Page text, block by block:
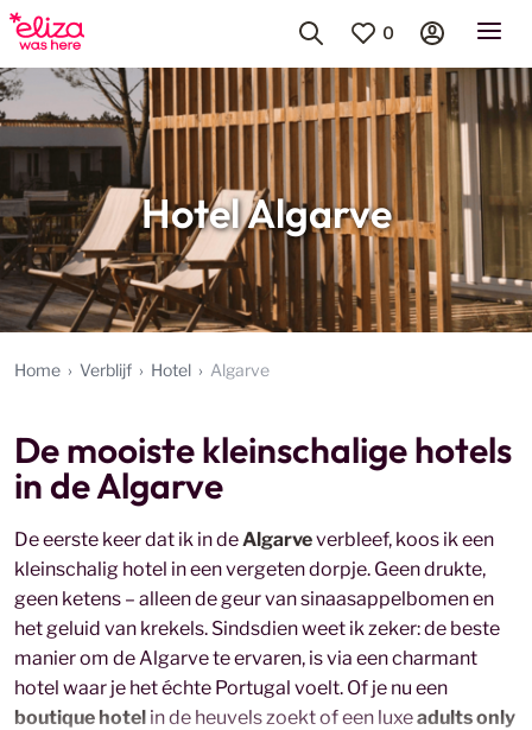
0
Hotel Algarve
Home Verblijf Hotel Algarve
De mooiste kleinschalige hotels
in de Algarve
De eerste keer dat ik in de Algarveverbleef, koos ik een
kleinschalig hotel in een vergeten dorpje. Geen drukte,
geen ketens – alleen de geur van sinaasappelbomen en
het geluid van krekels. Sindsdien weet ik zeker: de beste
manier om de Algarve te ervaren, is via een charmant
hotel waar je het échte Portugal voelt. Of je nu een
boutique hotel in de heuvels zoekt of een luxeadults only